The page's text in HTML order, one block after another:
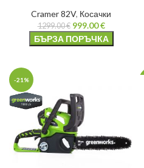
Cramer 82V, Косачки
1299.00€ 999.00€
БЪРЗА ПОРЪЧКА
-21%